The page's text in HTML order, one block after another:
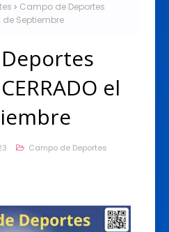
Campo de Deportes
de Septiembre
el
Campo de Deportes